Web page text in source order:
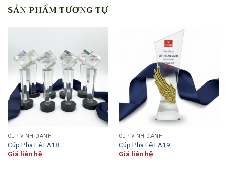
SẢN PHẨM TƯƠNG TỰ
CÚP VINH DANH
Cúp Pha Lê LA18
Giá liên hệ
CÚP VINH DANH
Cúp Pha Lê LA19
Giá liên hệ